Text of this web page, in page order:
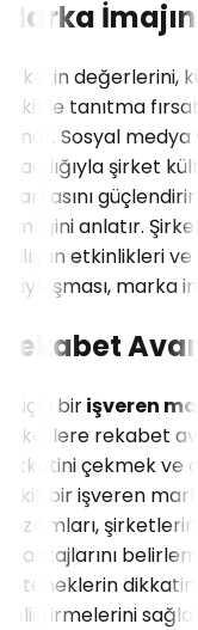
Marka
Şirketin değerlerini,
şekilde tanıtma
sunar. Sosyal
aracılığıyla şirket
markasını
kimliğini anlatır.
çalışan etkinlikleri
paylaşması, marka
Rekabet
Güçlü birişveren
şirketlere rekabet
dikkatini çekmek ve
etkili bir işveren
yazılımları,
avantajlarını
yeteneklerin
geliştirmelerini sağlar.